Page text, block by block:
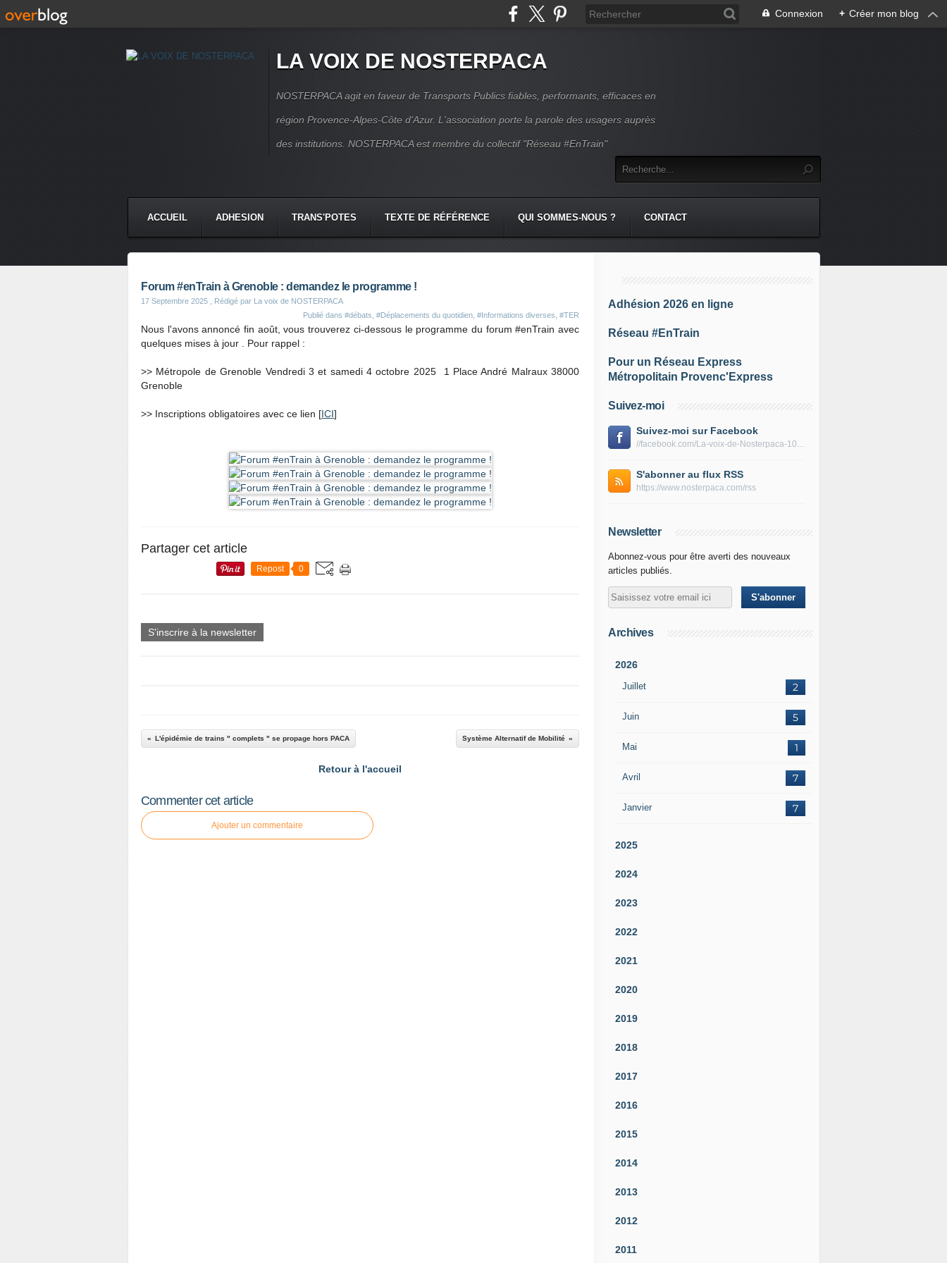
Connexion + Créer mon blog
LA VOIX DE NOSTERPACA
NOSTERPACA agit en faveur de Transports Publics fiables, performants, efficaces en
région Provence-Alpes-Côte d'Azur. L'association porte la parole des usagers auprès
des institutions. NOSTERPACA est membre du collectif "Réseau #EnTrain"
ACCUEIL ADHESION TRANS'POTES TEXTE DE RÉFÉRENCE QUI SOMMES-NOUS ? CONTACT
Forum #enTrain à Grenoble : demandez le programme !
17 Septembre 2025 , Rédigé par La voix de NOSTERPACA
Publié dans #débats #Déplacements du quotidien #Informations diverses #TER
Nous l'avons annoncé fin août, vous trouverez ci-dessous le programme du forum #enTrain avec
quelques mises à jour . Pour rappel :
>> Métropole de Grenoble Vendredi 3 et samedi 4 octobre 2025 1 Place André Malraux 38000
Grenoble
>> Inscriptions obligatoires avec ce lien [ICI]
Partager cet article
Repost 0
S'inscrire à la newsletter
L'épidémie de trains " complets " se propage hors PACA Système Alternatif de Mobilité
Retour à l'accueil
Commenter cet article
Ajouter un commentaire
Adhésion 2026 en ligne
Réseau #EnTrain
Pour un Réseau Express
Métropolitain Provenc'Express
Suivez-moi
Suivez-moi sur Facebook
//facebook.com/La-voix-de-Nosterpaca-106434384284735
S'abonner au flux RSS
https://www.nosterpaca.com/rss
Newsletter
Abonnez-vous pour être averti des nouveaux
articles publiés.
Archives
2026
Juillet 2
Juin 5
Mai 1
Avril 7
Janvier 7
2025
2024
2023
2022
2021
2020
2019
2018
2017
2016
2015
2014
2013
2012
2011